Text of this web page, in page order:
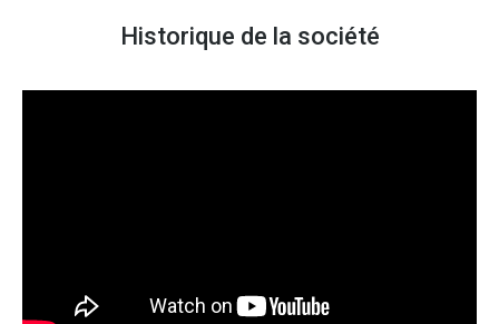
Historique de la société